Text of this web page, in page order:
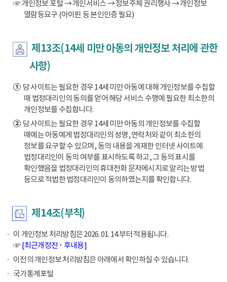
☞ 개인정보 포털 → 개인서비스 → 정보주체 권리행사 → 개인정보
열람등요구 (아이핀 등 본인인증 필요)
제13조(14세 미만 아동의 개인정보 처리에 관한
사항)
①당 사이트는 필요한 경우 14세 미만 아동에 대해 개인정보를 수집할
때 법정대리인의 동의를 얻어 해당 서비스 수행에 필요한 최소한의
개인정보를 수집합니다.
②당 사이트는 필요한 경우 14세 미만 아동의 개인정보를 수집할
때에는 아동에게 법정대리인의 성명, 연락처와 같이 최소한의
정보를 요구할 수 있으며, 동의 내용을 게재한 인터넷 사이트에
법정대리인이 동의 여부를 표시하도록 하고, 그 동의 표시를
확인했음을 법정대리인의 휴대전화 문자메시지로 알리는 방법
등으로 적법한 법정대리인이 동의하였는지를 확인합니다.
제14조(부칙)
이 개인정보 처리방침은 2026. 01. 14.부터 적용됩니다.
☞[최근개정전 ･ 후내용]
이전의 개인정보 처리방침은 아래에서 확인하실 수 있습니다.
국가통계포털